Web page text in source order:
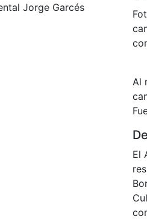
Jorge Garcés
Al
El